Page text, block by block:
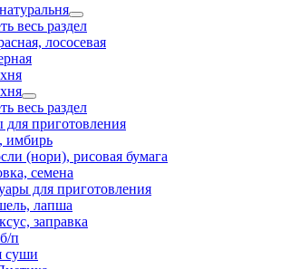
весь раздел
лососевая
весь раздел
приготовления
имбирь
(нори), рисовая бумага
семена
для приготовления
лапша
заправка
п
суши